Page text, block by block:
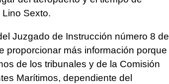
Sexto.
Juzgado de Instrucción número 8 de
proporcionar más información porque
de los tribunales y de la Comisión
Marítimos, dependiente del